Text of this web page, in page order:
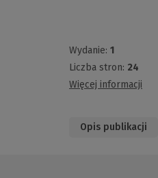
Wydanie: 1
Liczba stron: 24
Więcej informacji
Opis publikacji